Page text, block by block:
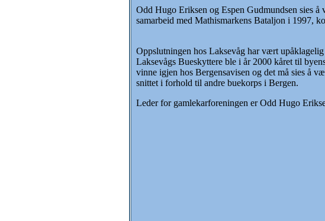
Odd Hugo Eriksen og Espen Gudmundsen sies
samarbeid med Mathismarkens Bataljon i 1997,
Oppslutningen hos Laksevåg har vært
Laksevågs Bueskyttere ble i år 2000 kåret til
vinne igjen hos Bergensavisen og det må sies å
snittet i forhold til andre buekorps i Bergen.
Leder for gamlekarforeningen er Odd Hugo